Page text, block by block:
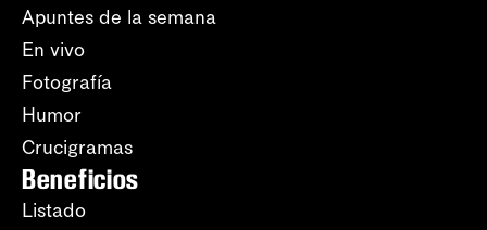
Apuntes de la semana
En vivo
Fotografía
Humor
Crucigramas
Beneficios
Listado